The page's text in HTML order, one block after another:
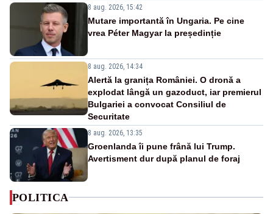
8 aug. 2026, 15:42
Mutare importantă în Ungaria. Pe cine
vrea Péter Magyar la președinție
8 aug. 2026, 14:34
Alertă la granița României. O dronă a
explodat lângă un gazoduct, iar premierul
Bulgariei a convocat Consiliul de
Securitate
8 aug. 2026, 13:35
Groenlanda îi pune frână lui Trump.
Avertisment dur după planul de foraj
POLITICA